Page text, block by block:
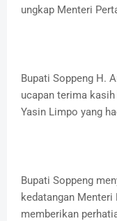
ungkap Menteri
Bupati Soppeng H.
ucapan terima
Yasin Limpo yang
Bupati Soppeng
kedatangan Menteri
memberikan